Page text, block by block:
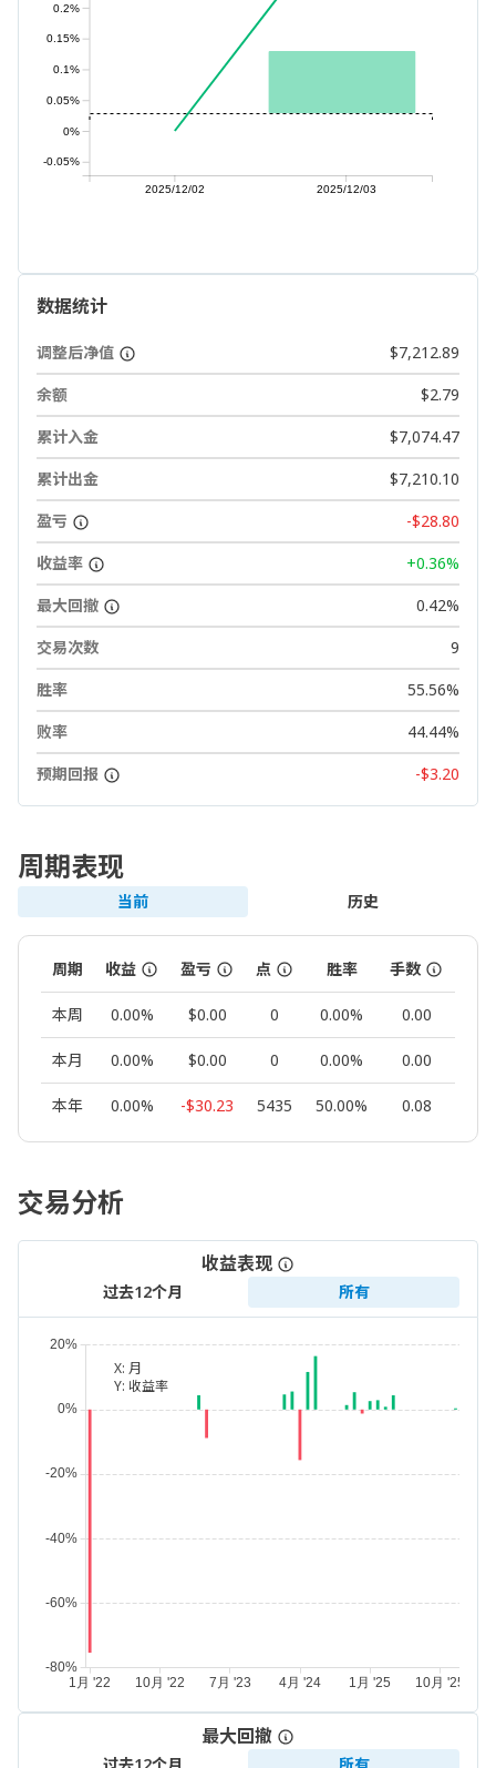
-0.05%
0%
0.05%
0.1%
0.15%
0.2%
2025/12/02 2025/12/03
数据统计
调整后净值
$7,212.89
余额
$2.79
累计入金
$7,074.47
累计出金
$7,210.10
盈亏
-$28.80
收益率
+0.36%
最大回撤
0.42%
交易次数
9
胜率
55.56%
败率
44.44%
预期回报
-$3.20
周期表现
当前 历史
周期 收益 盈亏 点 胜率 手数
本周 0.00% $0.00 0 0.00% 0.00
本月 0.00% $0.00 0 0.00% 0.00
本年 0.00% -$30.23 5435 50.00% 0.08
交易分析
收益表现
过去12个月 所有
X: 月
Y: 收益率
最大回撤